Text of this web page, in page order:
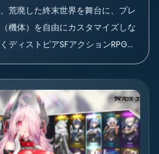
荒廃した終末世界を舞台に、プレ
機体）を自由にカスタマイズしな
ディストピアSFアクションRPGで